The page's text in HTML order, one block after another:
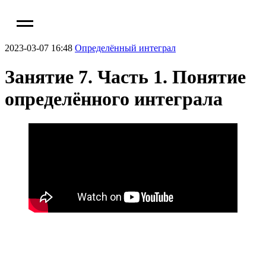
2023-03-07 16:48 Определённый интеграл
Занятие 7. Часть 1. Понятие
определённого интеграла